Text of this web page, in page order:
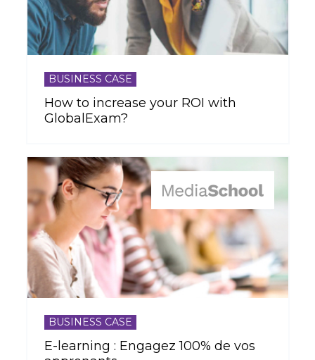
BUSINESS CASE
How to increase your ROI with
GlobalExam?
BUSINESS CASE
E-learning : Engagez 100% de vos